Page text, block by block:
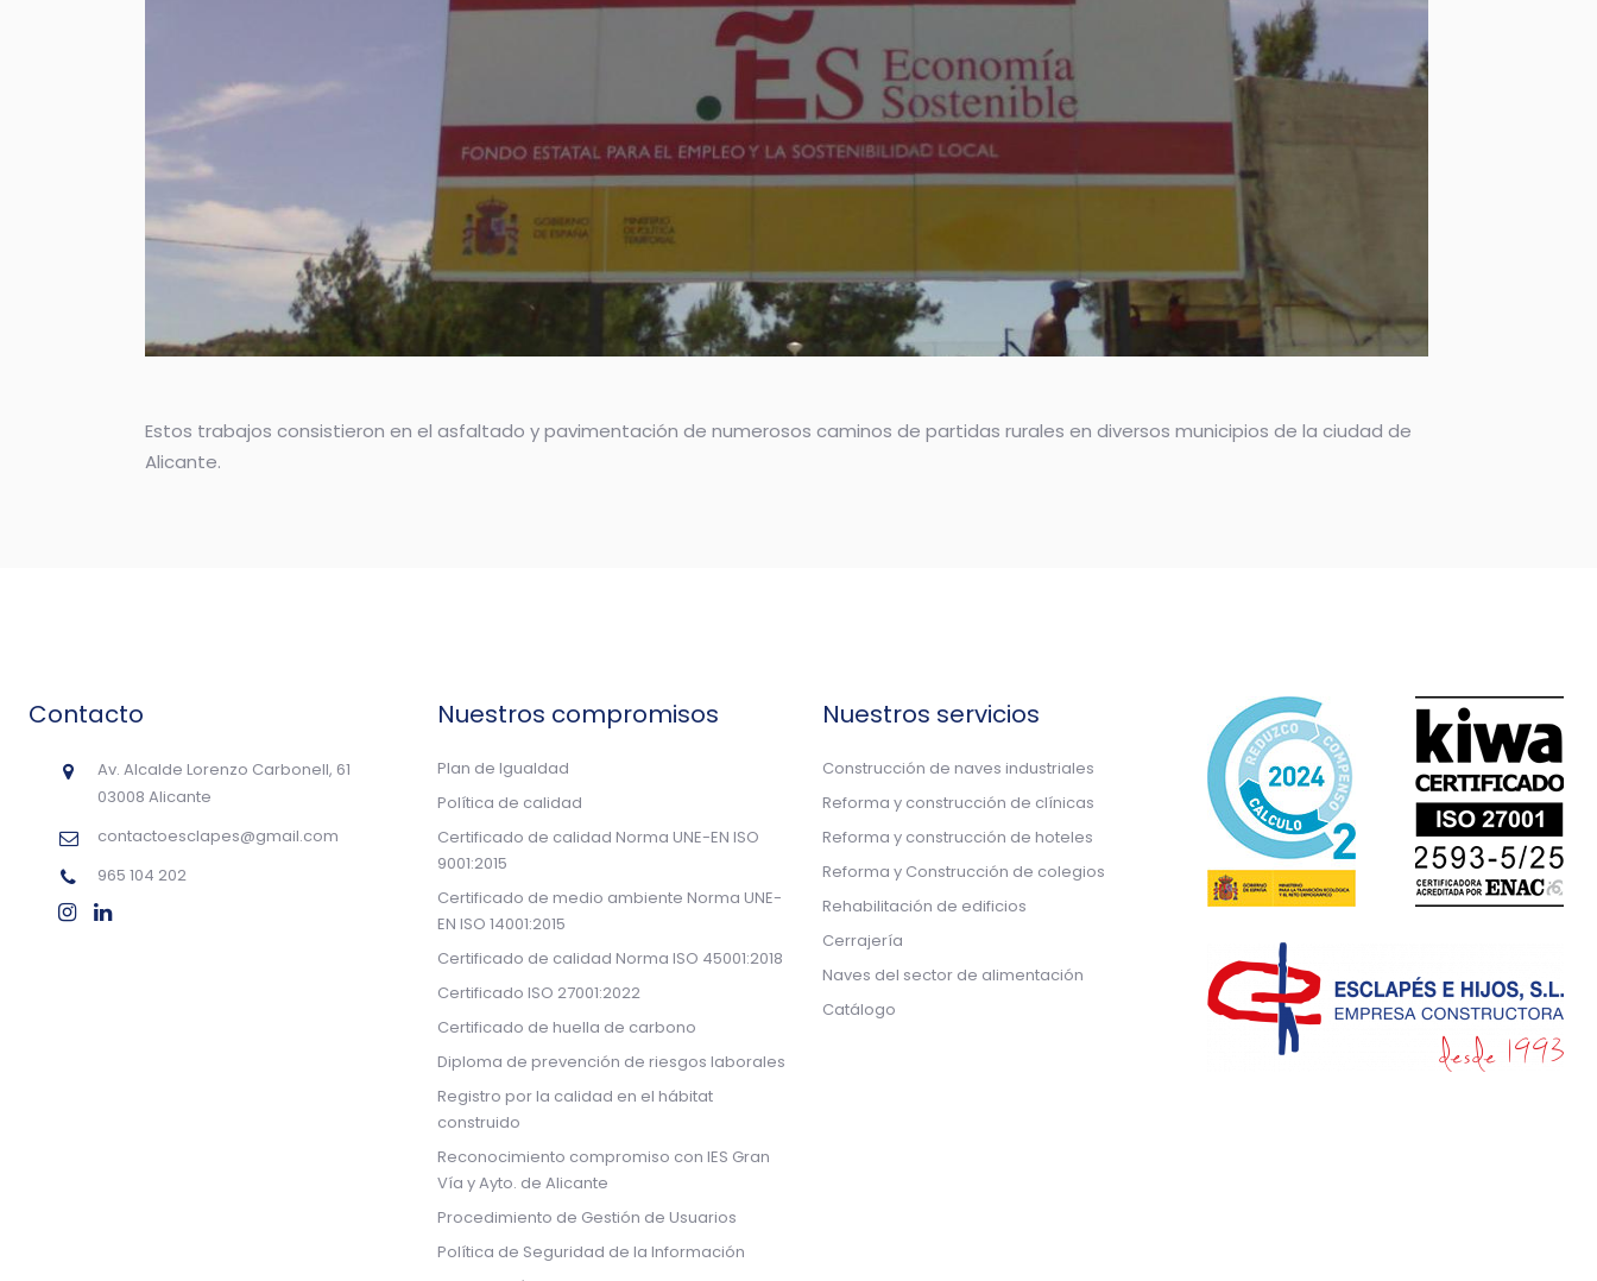
Estos trabajos consistieron en el asfaltado y pavimentación de numerosos caminos de partidas rurales en diversos municipios de la ciudad de
Alicante.
Contacto
Av. Alcalde Lorenzo Carbonell, 61
03008 Alicante
contactoesclapes@gmail.com
965 104 202
Nuestros compromisos
Plan de Igualdad
Política de calidad
Certificado de calidad Norma UNE-EN ISO
9001:2015
Certificado de medio ambiente Norma UNE-
EN ISO 14001:2015
Certificado de calidad Norma ISO 45001:2018
Certificado ISO 27001:2022
Certificado de huella de carbono
Diploma de prevención de riesgos laborales
Registro por la calidad en el hábitat
construido
Reconocimiento compromiso con IES Gran
Vía y Ayto. de Alicante
Procedimiento de Gestión de Usuarios
Política de Seguridad de la Información
Nuestros servicios
Construcción de naves industriales
Reforma y construcción de clínicas
Reforma y construcción de hoteles
Reforma y Construcción de colegios
Rehabilitación de edificios
Cerrajería
Naves del sector de alimentación
Catálogo